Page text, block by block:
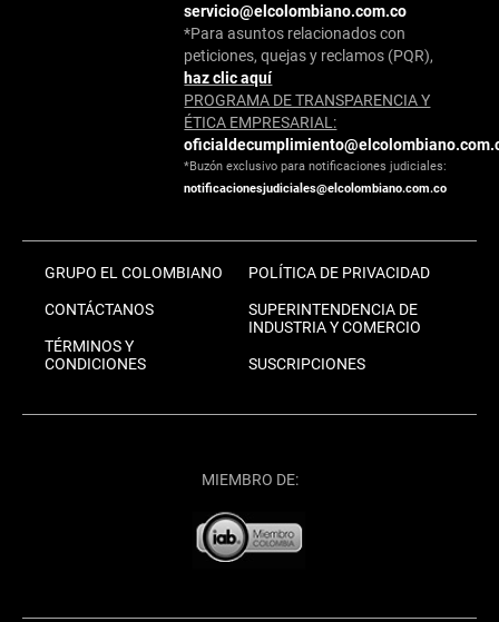
servicio@elcolombiano.com.co
*Para asuntos relacionados con
peticiones, quejas y reclamos (PQR),
haz clic aquí
PROGRAMA DE TRANSPARENCIA Y
ÉTICA EMPRESARIAL:
*Buzón exclusivo para notificaciones judiciales:
notificacionesjudiciales@elcolombiano.com.co
GRUPO EL COLOMBIANO
CONTÁCTANOS
TÉRMINOS Y
CONDICIONES
POLÍTICA DE PRIVACIDAD
SUPERINTENDENCIA DE
INDUSTRIA Y COMERCIO
SUSCRIPCIONES
MIEMBRO DE: